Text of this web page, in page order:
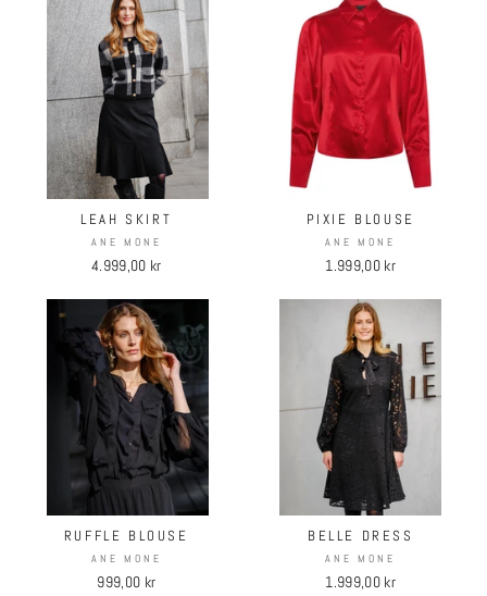
LEAH SKIRT
ANE MONE
4.999,00 kr
PIXIE BLOUSE
ANE MONE
1.999,00 kr
RUFFLE BLOUSE
ANE MONE
999,00 kr
BELLE DRESS
ANE MONE
1.999,00 kr